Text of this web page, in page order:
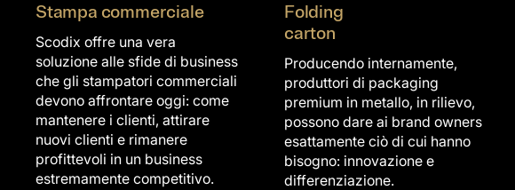
Stampa commerciale
Scodix offre una vera
soluzione alle sfide di business
che gli stampatori commerciali
devono affrontare oggi: come
mantenere i clienti, attirare
nuovi clienti e rimanere
profittevoli in un business
estremamente competitivo.
Folding
carton
Producendo internamente,
produttori di packaging
premium in metallo, in rilievo,
possono dare ai brand owners
esattamente ciò di cui hanno
bisogno: innovazione e
differenziazione.